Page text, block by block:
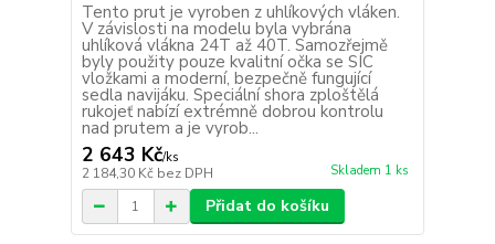
Tento prut je vyroben z uhlíkových vláken.
V závislosti na modelu byla vybrána
uhlíková vlákna 24T až 40T. Samozřejmě
byly použity pouze kvalitní očka se SIC
vložkami a moderní, bezpečně fungující
sedla navijáku. Speciální shora zploštělá
rukojeť nabízí extrémně dobrou kontrolu
nad prutem a je vyrob...
2 643 Kč/ks
2 184,30 Kč bez DPH Skladem 1 ks
Přidat do košíku